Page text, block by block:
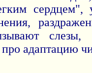
сердцем",
слезы,
адаптацию